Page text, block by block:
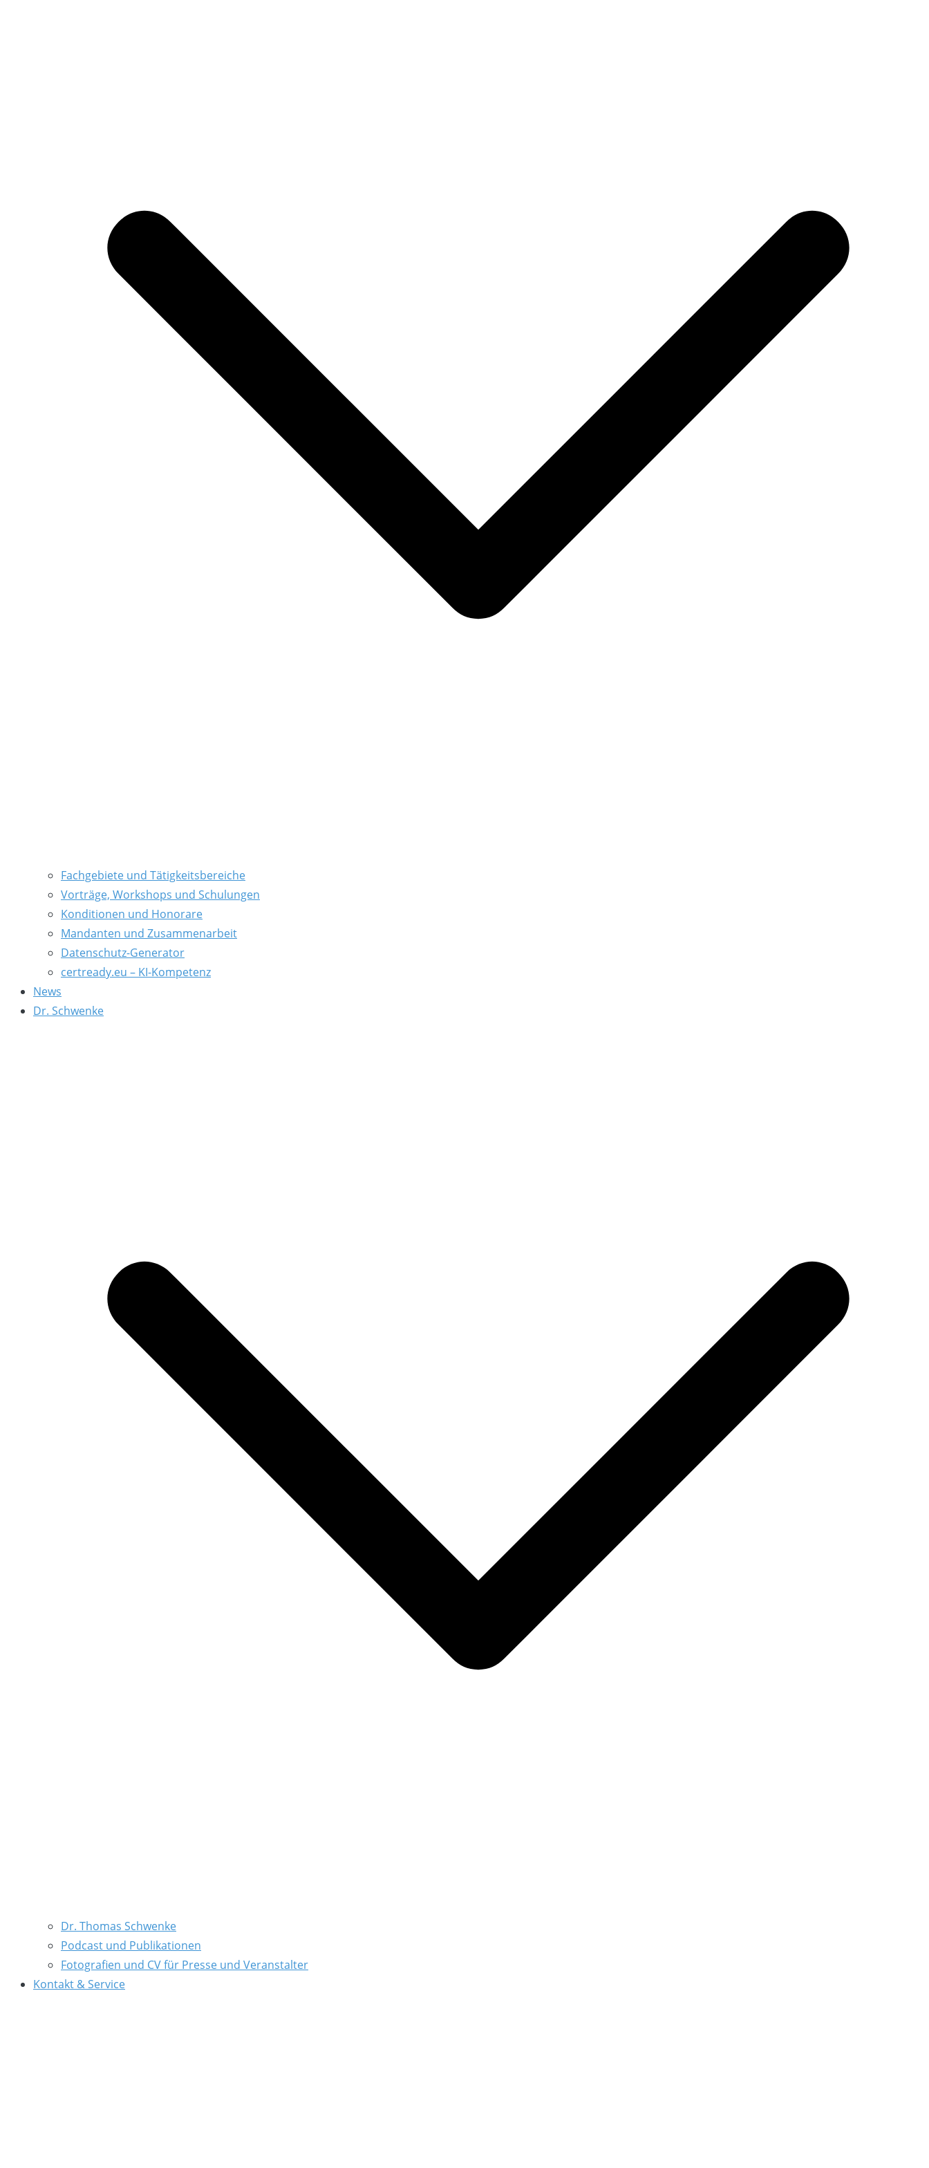
Fachgebiete und Tätigkeitsbereiche
Vorträge, Workshops und Schulungen
Konditionen und Honorare
Mandanten und Zusammenarbeit
Datenschutz-Generator
certready.eu – KI-Kompetenz
News
Dr. Schwenke
Dr. Thomas Schwenke
Podcast und Publikationen
Fotografien und CV für Presse und Veranstalter
Kontakt & Service